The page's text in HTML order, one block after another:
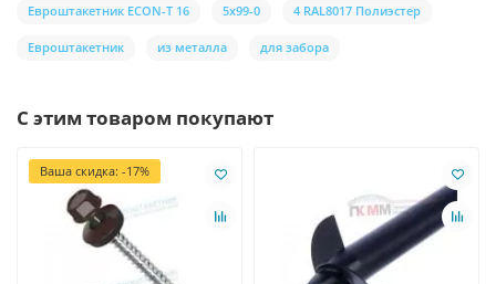
Евроштакетник ECON-T 16 5х99-0 4 RAL8017 Полиэстер
Евроштакетник из металла для забора
С этим товаром покупают
Ваша скидка: -17%